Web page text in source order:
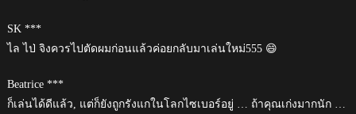
SK ***
ไล ไป่ จิงควรไปตัดผมก่อนแล้วค่อยกลับมาเล่นใหม่555 😄
Beatrice ***
ก็เล่นได้ดีแล้ว, แต่ก็ยังถูกรังแกในโลกไซเบอร์อยู่ … ถ้าคุณเก่งมากนัก …